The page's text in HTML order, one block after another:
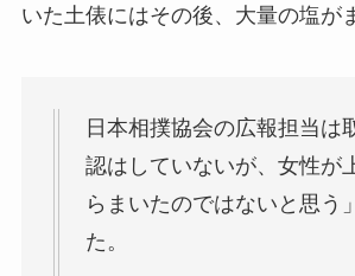
いた土俵にはその後、大量の塩が
日本相撲協会の広報担当は
認はしていないが、女性が
らまいたのではないと思う
た。